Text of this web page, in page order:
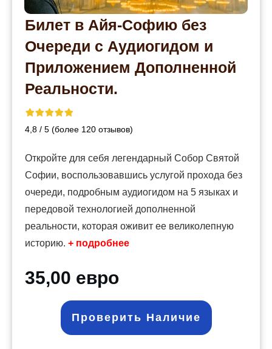
Билет в Айя-Софию без
Очереди с Аудиогидом и
Приложением Дополненной
Реальности.
4,8 / 5 (более 120 отзывов)
Откройте для себя легендарный Собор Святой
Софии, воспользовавшись услугой прохода без
очереди, подробным аудиогидом на 5 языках и
передовой технологией дополненной
реальности, которая оживит ее великолепную
историю. + подробнее
35,00 евро
Проверить Наличие